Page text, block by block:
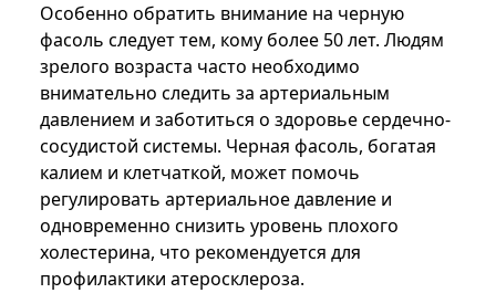
Особенно обратить внимание на черную
фасоль следует тем, кому более 50 лет. Людям
зрелого возраста часто необходимо
внимательно следить за артериальным
давлением и заботиться о здоровье сердечно-
сосудистой системы. Черная фасоль, богатая
калием и клетчаткой, может помочь
регулировать артериальное давление и
одновременно снизить уровень плохого
холестерина, что рекомендуется для
профилактики атеросклероза.